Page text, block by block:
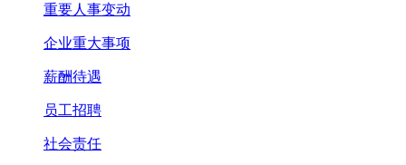
重要人事变动
企业重大事项
薪酬待遇
员工招聘
社会责任